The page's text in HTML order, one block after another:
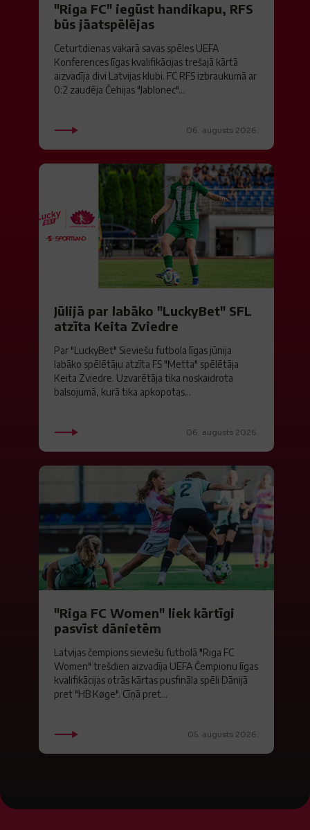
"Riga FC" iegūst handikapu, RFS
būs jāatspēlējas
Ceturtdienas vakarā savas spēles UEFA
Konferences līgas kvalifikācijas trešajā kārtā
aizvadīja divi Latvijas klubi. FC RFS izbraukumā ar
0:2 zaudēja Čehijas "Jablonec"...
06. augusts 2026.
Jūlijā par labāko "LuckyBet" SFL
atzīta Keita Zviedre
Par "LuckyBet" Sieviešu futbola līgas jūnija
labāko spēlētāju atzīta FS "Metta" spēlētāja
Keita Zviedre. Uzvarētāja tika noskaidrota
balsojumā, kurā tika apkopotas...
06. augusts 2026.
"Riga FC Women" liek kārtīgi
pasvīst dānietēm
Latvijas čempions sieviešu futbolā "Riga FC
Women" trešdien aizvadīja UEFA Čempionu līgas
kvalifikācijas otrās kārtas pusfināla spēli Dānijā
pret "HB Køge". Cīņā pret...
05. augusts 2026.